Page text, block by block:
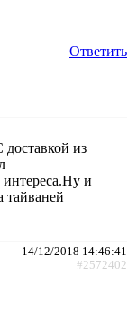
Ответить
из
и
тайваней
14/12/2018 14:46:41
#2572402